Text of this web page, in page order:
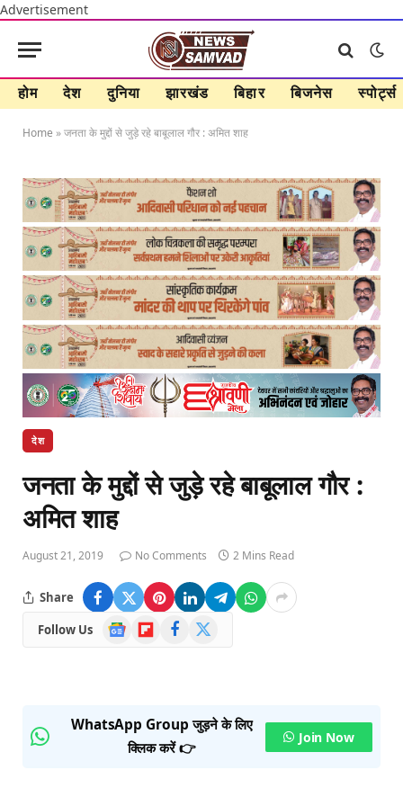
Advertisement
होम देश दुनिया झारखंड बिहार बिजनेस स्पोर्ट्स
Home »जनता के मुद्दों से जुड़े रहे बाबूलाल गौर : अमित शाह
देश
जनता के मुद्दों से जुड़े रहे बाबूलाल गौर :
अमित शाह
August 21, 2019 No Comments 2 Mins Read
Share
Follow Us
Google
News
FlipboardFacebook
WhatsApp Group जुड़ने के लिए
क्लिक करें 👉
Join Now